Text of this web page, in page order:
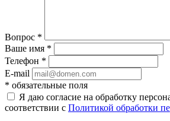
Вопрос *
Ваше имя *
Телефон *
E-mail
* обязательные поля
Я даю согласие на обработку
соответствии с Политикой обработки